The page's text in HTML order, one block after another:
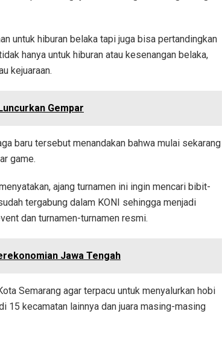
untuk hiburan belaka tapi juga bisa pertandingkan
hanya untuk hiburan atau kesenangan belaka,
kejuaraan.
Gempar
baru tersebut menandakan bahwa mulai sekarang
game.
ajang turnamen ini ingin mencari bibit-
tergabung dalam KONI sehingga menjadi
dan turnamen-turnamen resmi.
Jawa Tengah
Semarang agar terpacu untuk menyalurkan hobi
15 kecamatan lainnya dan juara masing-masing